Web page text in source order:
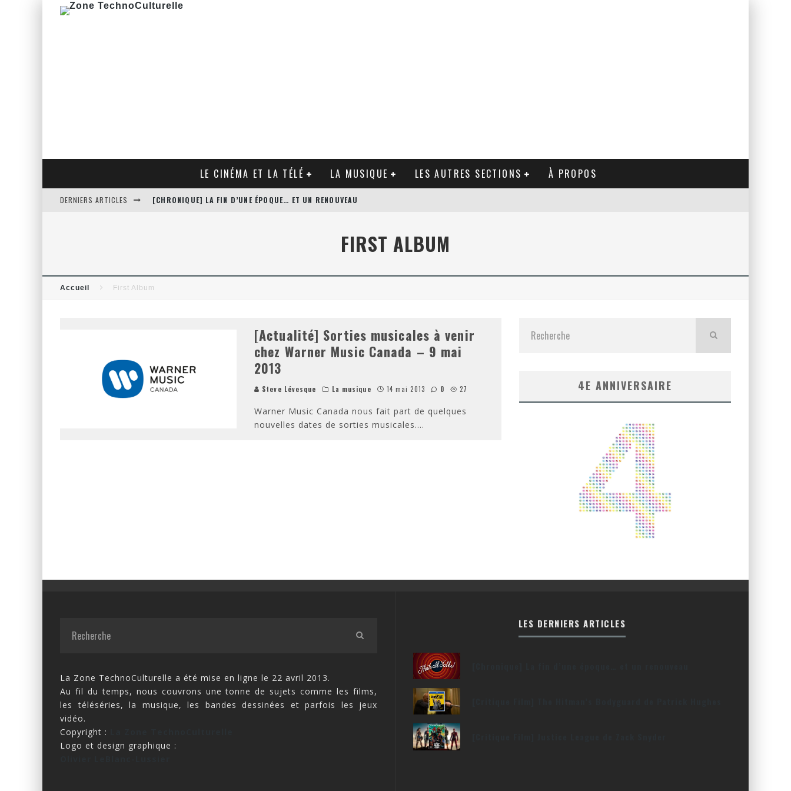
LE CINÉMA ET LA TÉLÉ LA MUSIQUE LES AUTRES SECTIONS À PROPOS
DERNIERS ARTICLES [CHRONIQUE] LA FIN D’UNE ÉPOQUE… ET UN RENOUVEAU
FIRST ALBUM
Accueil First Album
[Actualité] Sorties musicales à venir
chez Warner Music Canada – 9 mai
2013
Steve Lévesque La musique 14 mai 2013 0 27
Warner Music Canada nous fait part de quelques
nouvelles dates de sorties musicales....
4E ANNIVERSAIRE
La Zone TechnoCulturelle a été mise en ligne le 22 avril 2013.
Au fil du temps, nous couvrons une tonne de sujets comme les films,
les téléséries, la musique, les bandes dessinées et parfois les jeux
vidéo.
Copyright :
Logo et design graphique :
LES DERNIERS ARTICLES